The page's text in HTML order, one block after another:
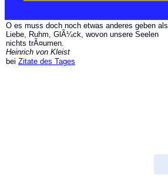
O es muss doch noch etwas anderes geben als
Liebe, Ruhm, GlÃ¼ck, wovon unsere Seelen
nichts trÃ¤umen.
Heinrich von Kleist
bei Zitate des Tages